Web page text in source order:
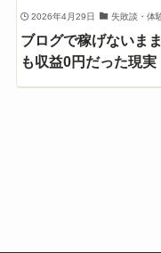
2026年4月29日 失敗談・体
ブログで稼げないま
も収益0円だった現実